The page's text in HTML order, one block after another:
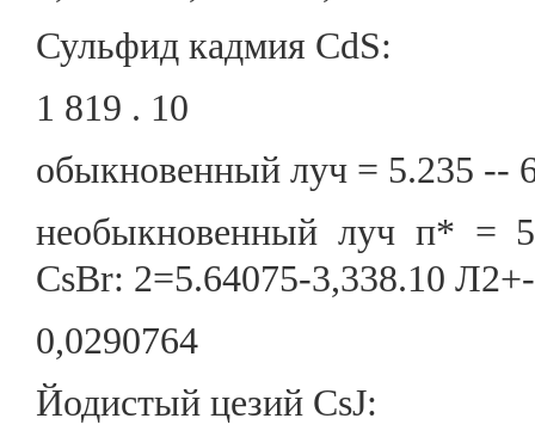
Сульфид кадмия CdS:
1 819 . 10
обыкновенный луч = 5.235 --
необыкновенный луч п* =
CsBr: 2=5.64075-3,338.10
0,0290764
Йодистый цезий CsJ: